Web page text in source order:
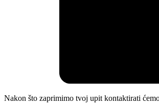
Nakon što zaprimimo tvoj upit kontaktirati